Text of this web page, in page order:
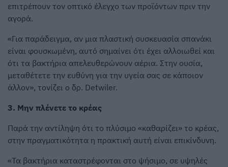
επιτρέπουν τον οπτικό έλεγχο των προϊόντων πριν την
αγορά.
«Για παράδειγμα, αν μια πλαστική συσκευασία σπανάκι
είναι φουσκωμένη, αυτό σημαίνει ότι έχει αλλοιωθεί και
ότι τα βακτήρια απελευθερώνουν αέρια. Στην ουσία,
μεταθέτετε την ευθύνη για την υγεία σας σε κάποιον
άλλον», τονίζει ο δρ. Detwiler.
3. Μην πλένετε το κρέας
Παρά την αντίληψη ότι το πλύσιμο «καθαρίζει» το κρέας,
στην πραγματικότητα η πρακτική αυτή είναι επικίνδυνη.
«Τα βακτήρια καταστρέφονται στο ψήσιμο, σε υψηλές